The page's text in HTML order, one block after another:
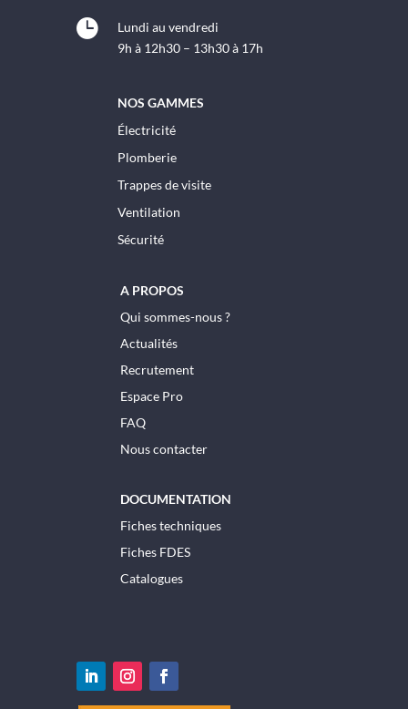

Lundi au vendredi
9h à 12h30 – 13h30 à 17h
NOS GAMMES
Électricité
Plomberie
Trappes de visite
Ventilation
Sécurité
A PROPOS
Qui sommes-nous ?
Actualités
Recrutement
Espace Pro
FAQ
Nous contacter
DOCUMENTATION
Fiches techniques
Fiches FDES
Catalogues